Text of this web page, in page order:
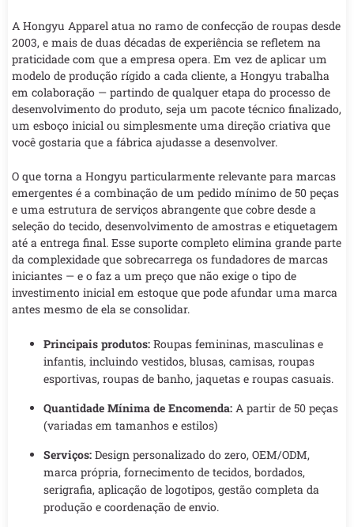
A Hongyu Apparel atua no ramo de confecção de roupas desde
2003, e mais de duas décadas de experiência se refletem na
praticidade com que a empresa opera. Em vez de aplicar um
modelo de produção rígido a cada cliente, a Hongyu trabalha
em colaboração — partindo de qualquer etapa do processo de
desenvolvimento do produto, seja um pacote técnico finalizado,
um esboço inicial ou simplesmente uma direção criativa que
você gostaria que a fábrica ajudasse a desenvolver.
O que torna a Hongyu particularmente relevante para marcas
emergentes é a combinação de um pedido mínimo de 50 peças
e uma estrutura de serviços abrangente que cobre desde a
seleção do tecido, desenvolvimento de amostras e etiquetagem
até a entrega final. Esse suporte completo elimina grande parte
da complexidade que sobrecarrega os fundadores de marcas
iniciantes — e o faz a um preço que não exige o tipo de
investimento inicial em estoque que pode afundar uma marca
antes mesmo de ela se consolidar.
Principais produtos: Roupas femininas, masculinas e
infantis, incluindo vestidos, blusas, camisas, roupas
esportivas, roupas de banho, jaquetas e roupas casuais.
Quantidade Mínima de Encomenda: A partir de 50 peças
(variadas em tamanhos e estilos)
Serviços: Design personalizado do zero, OEM/ODM,
marca própria, fornecimento de tecidos, bordados,
serigrafia, aplicação de logotipos, gestão completa da
produção e coordenação de envio.